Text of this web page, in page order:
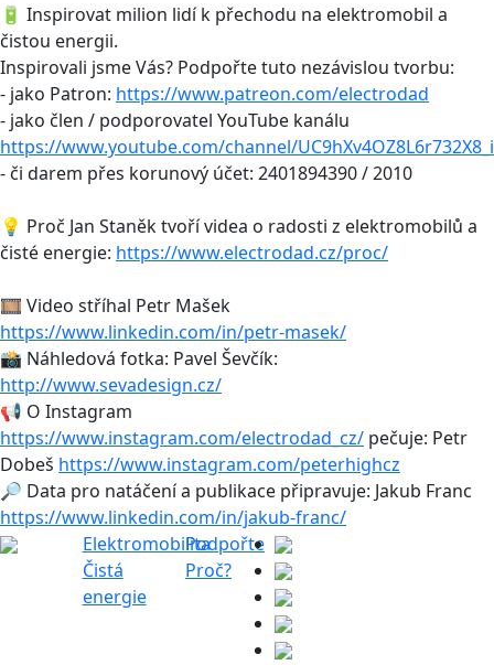
🔋 Inspirovat milion lidí k přechodu na elektromobil a
čistou energii.
Inspirovali jsme Vás? Podpořte tuto nezávislou tvorbu:
- jako Patron: https://www.patreon.com/electrodad
- jako člen / podporovatel YouTube kanálu
https://www.youtube.com/channel/
- či darem přes korunový účet: 2401894390 / 2010
💡 Proč Jan Staněk tvoří videa o radosti z elektromobilů a
čisté energie: https://www.electrodad.cz/proc/
🎞 Video stříhal Petr Mašek
https://www.linkedin.com/in/petr-masek/
📸 Náhledová fotka: Pavel Ševčík:
http://www.sevadesign.cz/
📢 O Instagram
https://www.instagram.com/electrodad_cz/ pečuje: Petr
Dobeš https://www.instagram.com/peterhighcz
🔎 Data pro natáčení a publikace připravuje: Jakub Franc
https://www.linkedin.com/in/jakub-franc/
Elektromobilita
Čistá
energie
Podpořte
Proč?